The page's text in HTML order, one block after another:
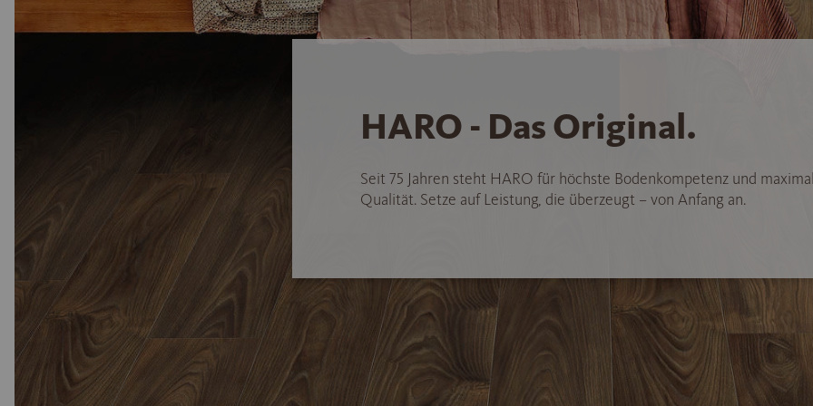
HARO - Das Original.
Seit 75 Jahren steht HARO für höchste Bodenkompetenz und
Qualität. Setze auf Leistung, die überzeugt – von Anfang an.